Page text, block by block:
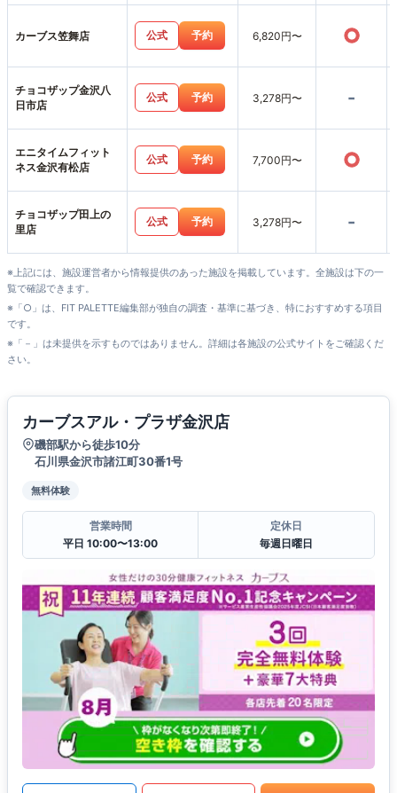
カーブス笠舞店 公式 予約 6,820円〜 ○
チョコザップ金沢八
日市店
公式 予約 3,278円〜 -
エニタイムフィット
ネス金沢有松店
公式 予約 7,700円〜 ○
チョコザップ田上の
里店
公式 予約 3,278円〜 -
※上記には、施設運営者から情報提供のあった施設を掲載しています。全施設は下の一
覧で確認できます。
※「○」は、FIT PALETTE編集部が独自の調査・基準に基づき、特におすすめする項目
です。
※「－」は未提供を示すものではありません。詳細は各施設の公式サイトをご確認くだ
さい。
カーブスアル・プラザ金沢店
磯部駅から徒歩10分
石川県金沢市諸江町30番1号
無料体験
営業時間
平日 10:00〜13:00
定休日
毎週日曜日